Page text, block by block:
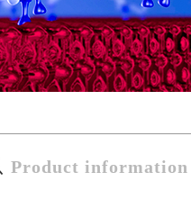
Product information